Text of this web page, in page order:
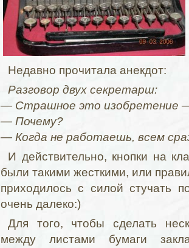
Недавно прочитала анекдот:
Разговор двух секретарш:
— Страшное это изобретение
— Почему?
— Когда не работаешь, всем
И действительно, кнопки на
были такими жесткими, или
приходилось с силой стучать
очень далеко:)
Для того, чтобы сделать
между листами бумаги